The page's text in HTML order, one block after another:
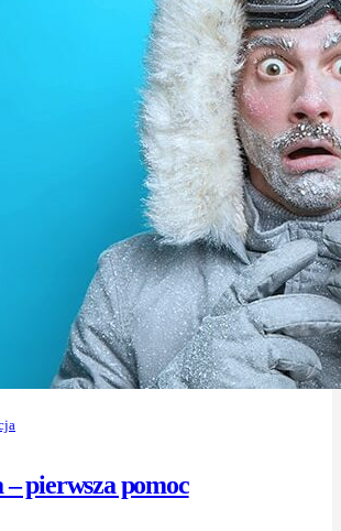
pierwsza pomoc